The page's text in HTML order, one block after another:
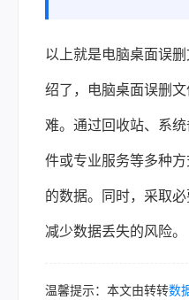
以上就是电脑桌面误
绍了，电脑桌面误删
难。通过回收站、系
件或专业服务等多种
的数据。同时，采取
减少数据丢失的风险。
温馨提示：本文由转转数